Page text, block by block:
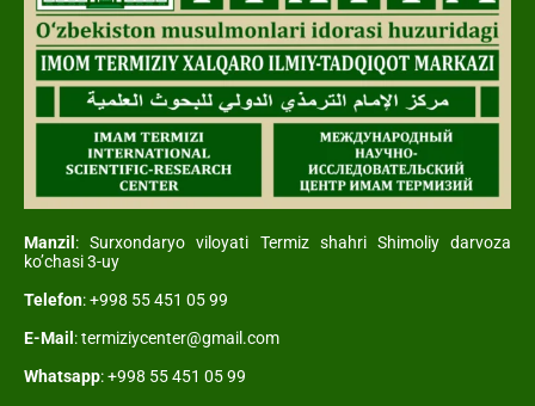
Manzil : Surxondaryo viloyati Termiz shahri Shimoliy darvoza
ko’chasi 3-uy
Telefon: +998 55 451 05 99
E-Mail : termiziycenter@gmail.com
Whatsapp: +998 55 451 05 99